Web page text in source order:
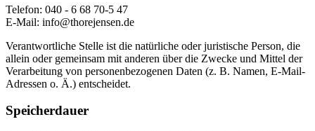
Telefon: 040 - 6 68 70-5 47
E-Mail: info@thorejensen.de
Verantwortliche Stelle ist die natürliche oder juristische Person, die
allein oder gemeinsam mit anderen über die Zwecke und Mittel der
Verarbeitung von personenbezogenen Daten (z. B. Namen, E-Mail-
Adressen o. Ä.) entscheidet.
Speicherdauer